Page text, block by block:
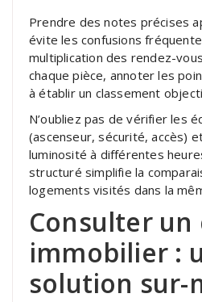
Prendre des notes précises
évite les confusions
multiplication des rendez-
chaque pièce, annoter les
à établir un classement
N’oubliez pas de vérifier les
(ascenseur, sécurité, accès)
luminosité à différentes
structuré simplifie la
logements visités dans la
Consulter un
immobilier :
solution sur-